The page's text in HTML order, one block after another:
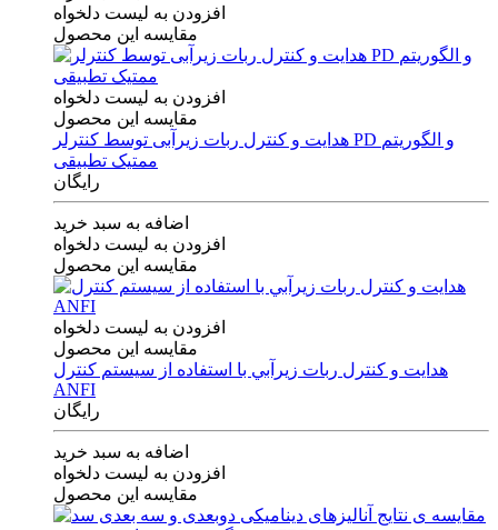
افزودن به لیست دلخواه
مقایسه این محصول
افزودن به لیست دلخواه
مقایسه این محصول
هدایت و کنترل ربات زیرآبی توسط کنترلر PD و الگوریتم
ممتیک تطبیقی
رایگان
اضافه به سبد خرید
افزودن به لیست دلخواه
مقایسه این محصول
افزودن به لیست دلخواه
مقایسه این محصول
هدايت و كنترل ربات زيرآبي با استفاده از سيستم كنترل
ANFI
رایگان
اضافه به سبد خرید
افزودن به لیست دلخواه
مقایسه این محصول